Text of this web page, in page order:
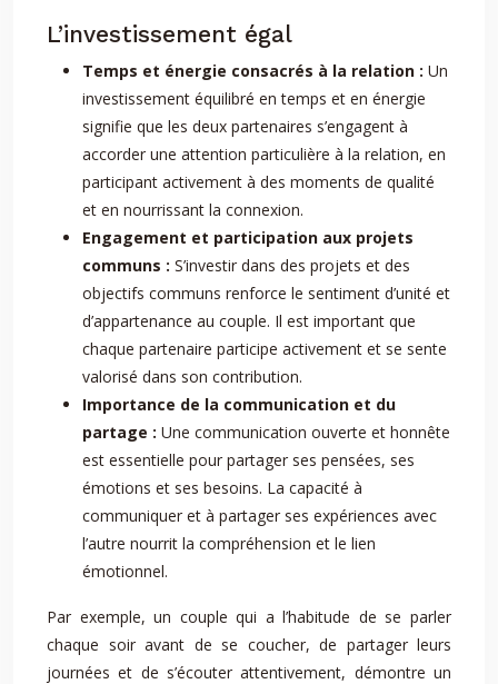
L’investissement égal
Temps et énergie consacrés à la relation : Un
investissement équilibré en temps et en énergie
signifie que les deux partenaires s’engagent à
accorder une attention particulière à la relation, en
participant activement à des moments de qualité
et en nourrissant la connexion.
Engagement et participation aux projets
communs : S’investir dans des projets et des
objectifs communs renforce le sentiment d’unité et
d’appartenance au couple. Il est important que
chaque partenaire participe activement et se sente
valorisé dans son contribution.
Importance de la communication et du
partage : Une communication ouverte et honnête
est essentielle pour partager ses pensées, ses
émotions et ses besoins. La capacité à
communiquer et à partager ses expériences avec
l’autre nourrit la compréhension et le lien
émotionnel.
Par exemple, un couple qui a l’habitude de se parler
chaque soir avant de se coucher, de partager leurs
journées et de s’écouter attentivement, démontre un